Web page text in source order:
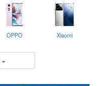
OPPO Xiaomi